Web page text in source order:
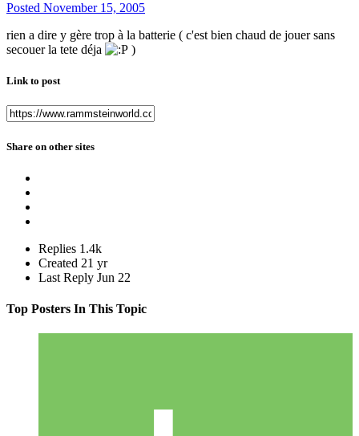
Posted November 15, 2005
rien a dire y gère trop à la batterie ( c'est bien chaud de jouer sans
secouer la tete déja
)
Link to post
Share on other sites
Replies 1.4k
Created 21 yr
Last Reply Jun 22
Top Posters In This Topic